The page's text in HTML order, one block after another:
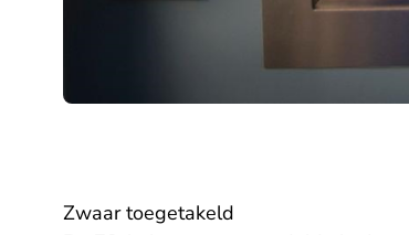
Zwaar toegetakeld